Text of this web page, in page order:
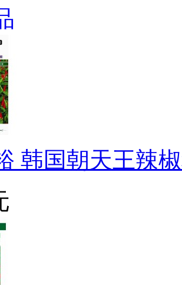
韩国朝天王辣